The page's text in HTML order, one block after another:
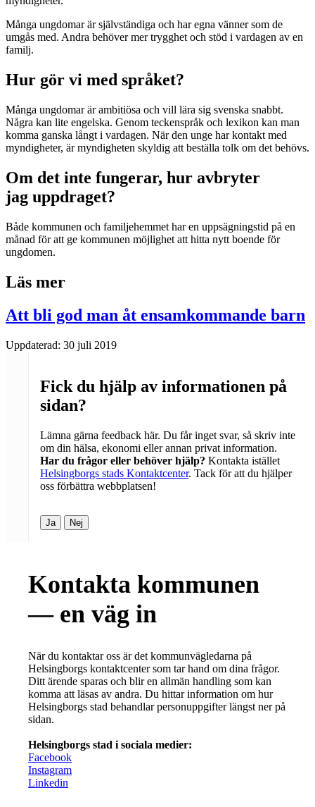
Många ungdomar är självständiga och har egna vänner som de
umgås med. Andra behöver mer trygghet och stöd i vardagen av en
familj.
Hur gör vi med språket?
Många ungdomar är ambitiösa och vill lära sig svenska snabbt.
Några kan lite engelska. Genom teckenspråk och lexikon kan man
komma ganska långt i vardagen. När den unge har kontakt med
myndigheter, är myndigheten skyldig att beställa tolk om det behövs.
Om det inte fungerar, hur avbryter
jag uppdraget?
Både kommunen och familjehemmet har en uppsägningstid på en
månad för att ge kommunen möjlighet att hitta nytt boende för
ungdomen.
Läs mer
Att bli god man åt ensamkommande barn
Uppdaterad: 30 juli 2019
Fick du hjälp av informationen på
sidan?
Lämna gärna feedback här. Du får inget svar, så skriv inte
om din hälsa, ekonomi eller annan privat information.
Har du frågor eller behöver hjälp? Kontakta istället
Helsingborgs stads Kontaktcenter. Tack för att du hjälper
oss förbättra webbplatsen!
Ja Nej
Kontakta kommunen
— en väg in
När du kontaktar oss är det kommunvägledarna på
Helsingborgs kontaktcenter som tar hand om dina frågor.
Ditt ärende sparas och blir en allmän handling som kan
komma att läsas av andra. Du hittar information om hur
Helsingborgs stad behandlar personuppgifter längst ner på
sidan.
Helsingborgs stad i sociala medier:
Facebook
Instagram
Linkedin